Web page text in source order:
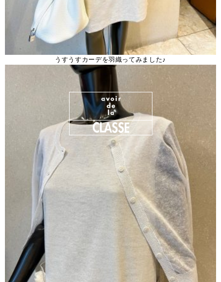
うすうすカーデを羽織ってみました♪